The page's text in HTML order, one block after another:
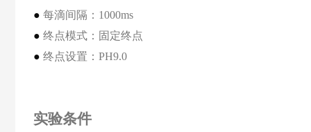
● 每滴间隔 ： 1000ms
● 终点模式：固定终点
● 终点设置： PH9.0
实验条件